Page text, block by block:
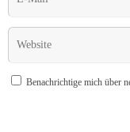
Benachrichtige mich über